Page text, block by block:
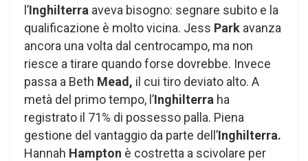
l’Inghilterra aveva bisogno: segnare subito e la
qualificazione è molto vicina. Jess Park avanza
ancora una volta dal centrocampo, ma non
riesce a tirare quando forse dovrebbe. Invece
passa a Beth Mead, il cui tiro deviato alto. A
metà del primo tempo, l’Inghilterra ha
registrato il 71% di possesso palla. Piena
gestione del vantaggio da parte dell’Inghilterra.
Hannah Hampton è costretta a scivolare per